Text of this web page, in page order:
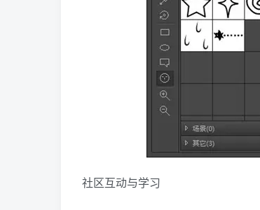
社区互动与学习